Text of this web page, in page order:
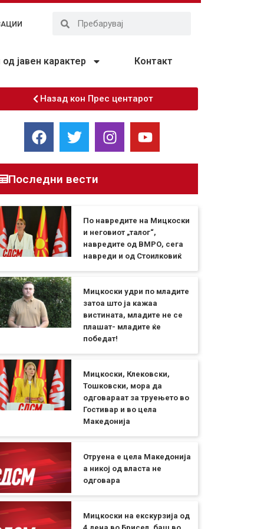
јавен карактер Контакт
Назад кон Прес центарот
Последни вести
По навредите на Мицкоски
и неговиот „талог“,
навредите од ВМРО, сега
навреди и од Стоилковиќ
Мицкоски удри по младите
затоа што ја кажаа
вистината, младите не се
плашат- младите ќе
победат!
Мицкоски, Клековски,
Тошковски, мора да
одговараат за труењето во
Гостивар и во цела
Македонија
Отруена е цела Македонија
а никој од власта не
одговара
Мицкоски на екскурзија од